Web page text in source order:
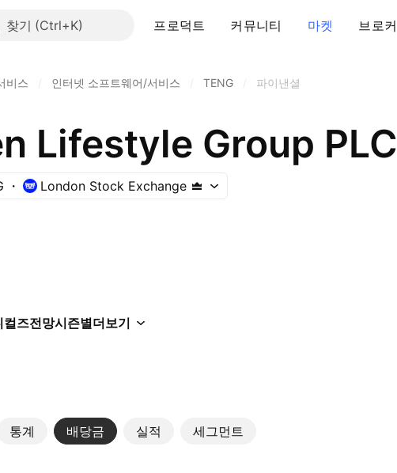
찾기 프로덕트 커뮤니티 마켓 브로커
비스 인터넷 소프트웨어/서비스 TENG 파이낸셜
Lifestyle Group PLC
London Stock Exchange
컬즈전망시즌별더보기
통계 배당금 실적 세그먼트